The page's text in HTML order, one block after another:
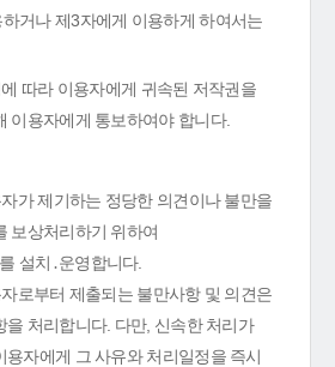
거나 제3자에게 이용하게 하여서는
따라 이용자에게 귀속된 저작권을
이용자에게 통보하여야 합니다.
가 제기하는 정당한 의견이나 불만을
보상처리하기 위하여
설치․운영합니다.
로부터 제출되는 불만사항 및 의견은
을 처리합니다. 다만, 신속한 처리가
용자에게 그 사유와 처리일정을 즉시